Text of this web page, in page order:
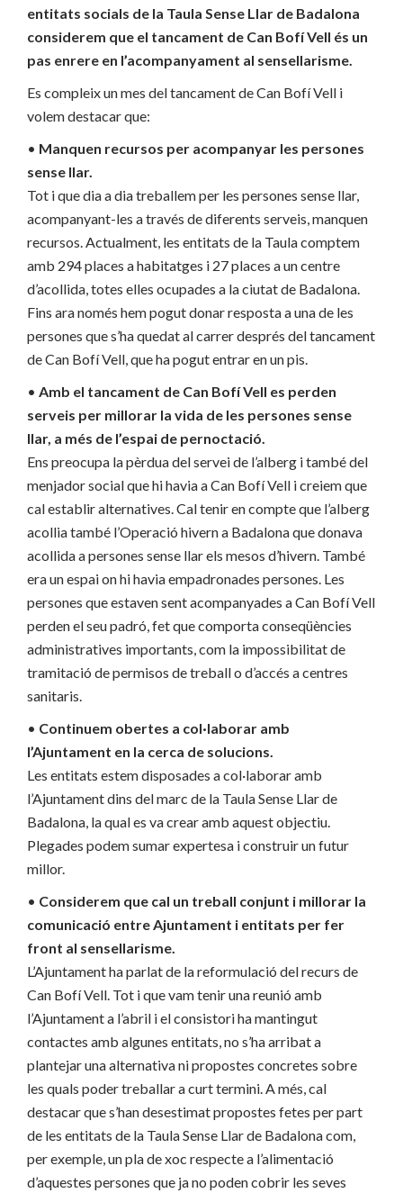
entitats socials de la Taula Sense Llar de Badalona
considerem que el tancament de Can Bofí Vell és un
pas enrere en l’acompanyament al sensellarisme.
Es compleix un mes del tancament de Can Bofí Vell i
volem destacar que:
• Manquen recursos per acompanyar les persones
sense llar.
Tot i que dia a dia treballem per les persones sense llar,
acompanyant-les a través de diferents serveis, manquen
recursos. Actualment, les entitats de la Taula comptem
amb 294 places a habitatges i 27 places a un centre
d’acollida, totes elles ocupades a la ciutat de Badalona.
Fins ara només hem pogut donar resposta a una de les
persones que s’ha quedat al carrer després del tancament
de Can Bofí Vell, que ha pogut entrar en un pis.
• Amb el tancament de Can Bofí Vell es perden
serveis per millorar la vida de les persones sense
llar, a més de l’espai de pernoctació.
Ens preocupa la pèrdua del servei de l’alberg i també del
menjador social que hi havia a Can Bofí Vell i creiem que
cal establir alternatives. Cal tenir en compte que l’alberg
acollia també l’Operació hivern a Badalona que donava
acollida a persones sense llar els mesos d’hivern. També
era un espai on hi havia empadronades persones. Les
persones que estaven sent acompanyades a Can Bofí Vell
perden el seu padró, fet que comporta conseqüències
administratives importants, com la impossibilitat de
tramitació de permisos de treball o d’accés a centres
sanitaris.
• Continuem obertes a col·laborar amb
l’Ajuntament en la cerca de solucions.
Les entitats estem disposades a col·laborar amb
l’Ajuntament dins del marc de la Taula Sense Llar de
Badalona, la qual es va crear amb aquest objectiu.
Plegades podem sumar expertesa i construir un futur
millor.
• Considerem que cal un treball conjunt i millorar la
comunicació entre Ajuntament i entitats per fer
front al sensellarisme.
L’Ajuntament ha parlat de la reformulació del recurs de
Can Bofí Vell. Tot i que vam tenir una reunió amb
l’Ajuntament a l’abril i el consistori ha mantingut
contactes amb algunes entitats, no s’ha arribat a
plantejar una alternativa ni propostes concretes sobre
les quals poder treballar a curt termini. A més, cal
destacar que s’han desestimat propostes fetes per part
de les entitats de la Taula Sense Llar de Badalona com,
per exemple, un pla de xoc respecte a l’alimentació
d’aquestes persones que ja no poden cobrir les seves